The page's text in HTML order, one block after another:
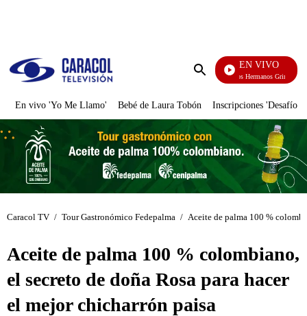
Enviar
EN VIVO
Cuentos De Los Hermanos Grimm
En vivo 'Yo Me Llamo' Bebé de Laura Tobón Inscripciones 'Desafío'
Caracol TV / Tour Gastronómico Fedepalma / Aceite de palma 100 %
Aceite de palma 100 % colombiano,
el secreto de doña Rosa para hacer
el mejor chicharrón paisa